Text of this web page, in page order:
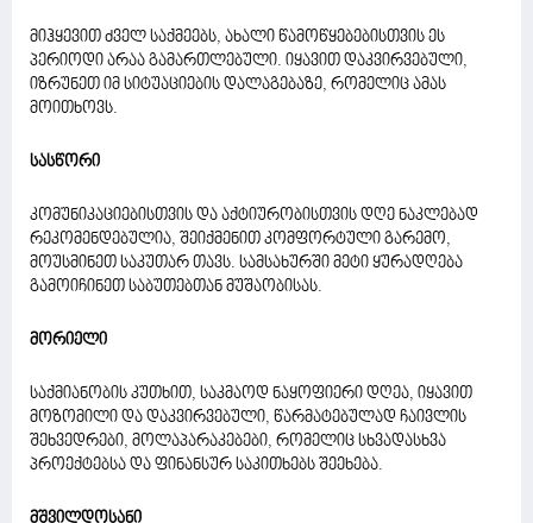
მიჰყევით ძველ საქმეებს, ახალი წამოწყებებისთვის ეს
პერიოდი არაა გამართლებული. იყავით დაკვირვებული,
იზრუნეთ იმ სიტუაციების დალაგებაზე, რომელიც ამას
მოითხოვს.
სასწორი
კომუნიკაციებისთვის და აქტიურობისთვის დღე ნაკლებად
რეკომენდებულია, შეიქმენით კომფორტული გარემო,
მოუსმინეთ საკუთარ თავს. სამსახურში მეტი ყურადღება
გამოიჩინეთ საბუთებთან მუშაობისას.
მორიელი
საქმიანობის კუთხით, საკმაოდ ნაყოფიერი დღეა, იყავით
მოზომილი და დაკვირვებული, წარმატებულად ჩაივლის
შეხვედრები, მოლაპარაკებები, რომელიც სხვადასხვა
პროექტებსა და ფინანსურ საკითხებს შეეხება.
მშვილდოსანი